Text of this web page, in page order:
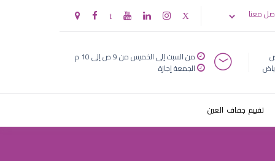
معنا
من السبت إلى الخميس من 9 ص إلى 10 م
الجمعة إجازة
تقييم جفاف العين